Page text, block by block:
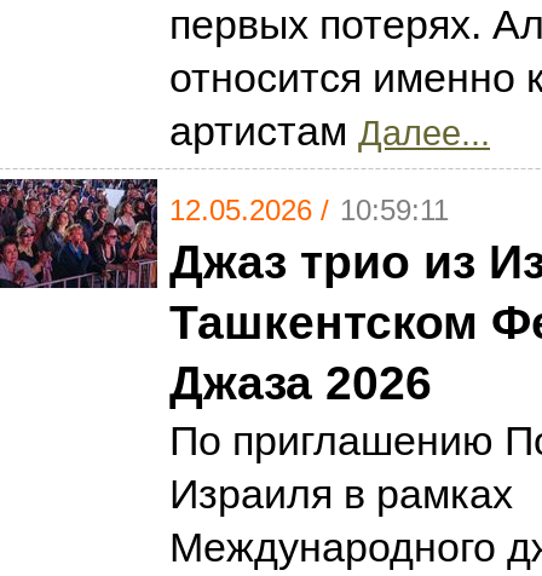
первых потерях.
относится именно
артистам Далее...
12.05.2026 / 10:59:11
Джаз трио из
Ташкентском
Джаза 2026
По приглашению
Израиля в рамках
Международного